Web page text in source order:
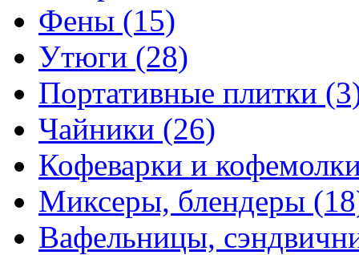
Фены (15)
Утюги (28)
Портативные плитки
Чайники (26)
Кофеварки и
Миксеры, блендеры
Вафельницы,